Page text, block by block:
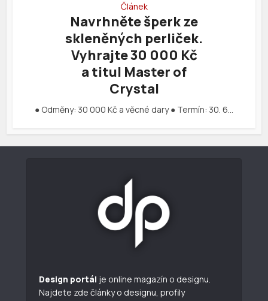
Článek
Navrhněte šperk ze
skleněných perliček.
Vyhrajte 30 000 Kč
a titul Master of
Crystal
● Odměny: 30 000 Kč a věcné dary ● Termín: 30. 6…
Design portál je online magazín o designu.
Najdete zde články o designu, profily